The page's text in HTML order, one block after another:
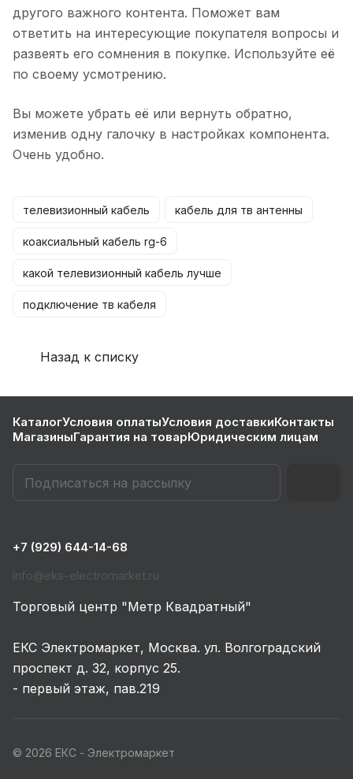
другого важного контента. Поможет вам
ответить на интересующие покупателя вопросы и
развеять его сомнения в покупке. Используйте её
по своему усмотрению.
Вы можете убрать её или вернуть обратно,
изменив одну галочку в настройках компонента.
Очень удобно.
телевизионный кабель кабель для тв антенны
коаксиальный кабель rg-6
какой телевизионный кабель лучше
подключение тв кабеля
Назад к списку
КаталогУсловия оплатыУсловия доставкиКонтакты
МагазиныГарантия на товарЮридическим лицам
+7 (929) 644-14-68
info@eks-electromarket.ru
Торговый центр "Метр Квадратный"
ЕКС Электромаркет, Москва. ул. Волгоградский
проспект д. 32, корпус 25.
- первый этаж, пав.219
© 2026 ЕКС - Электромаркет